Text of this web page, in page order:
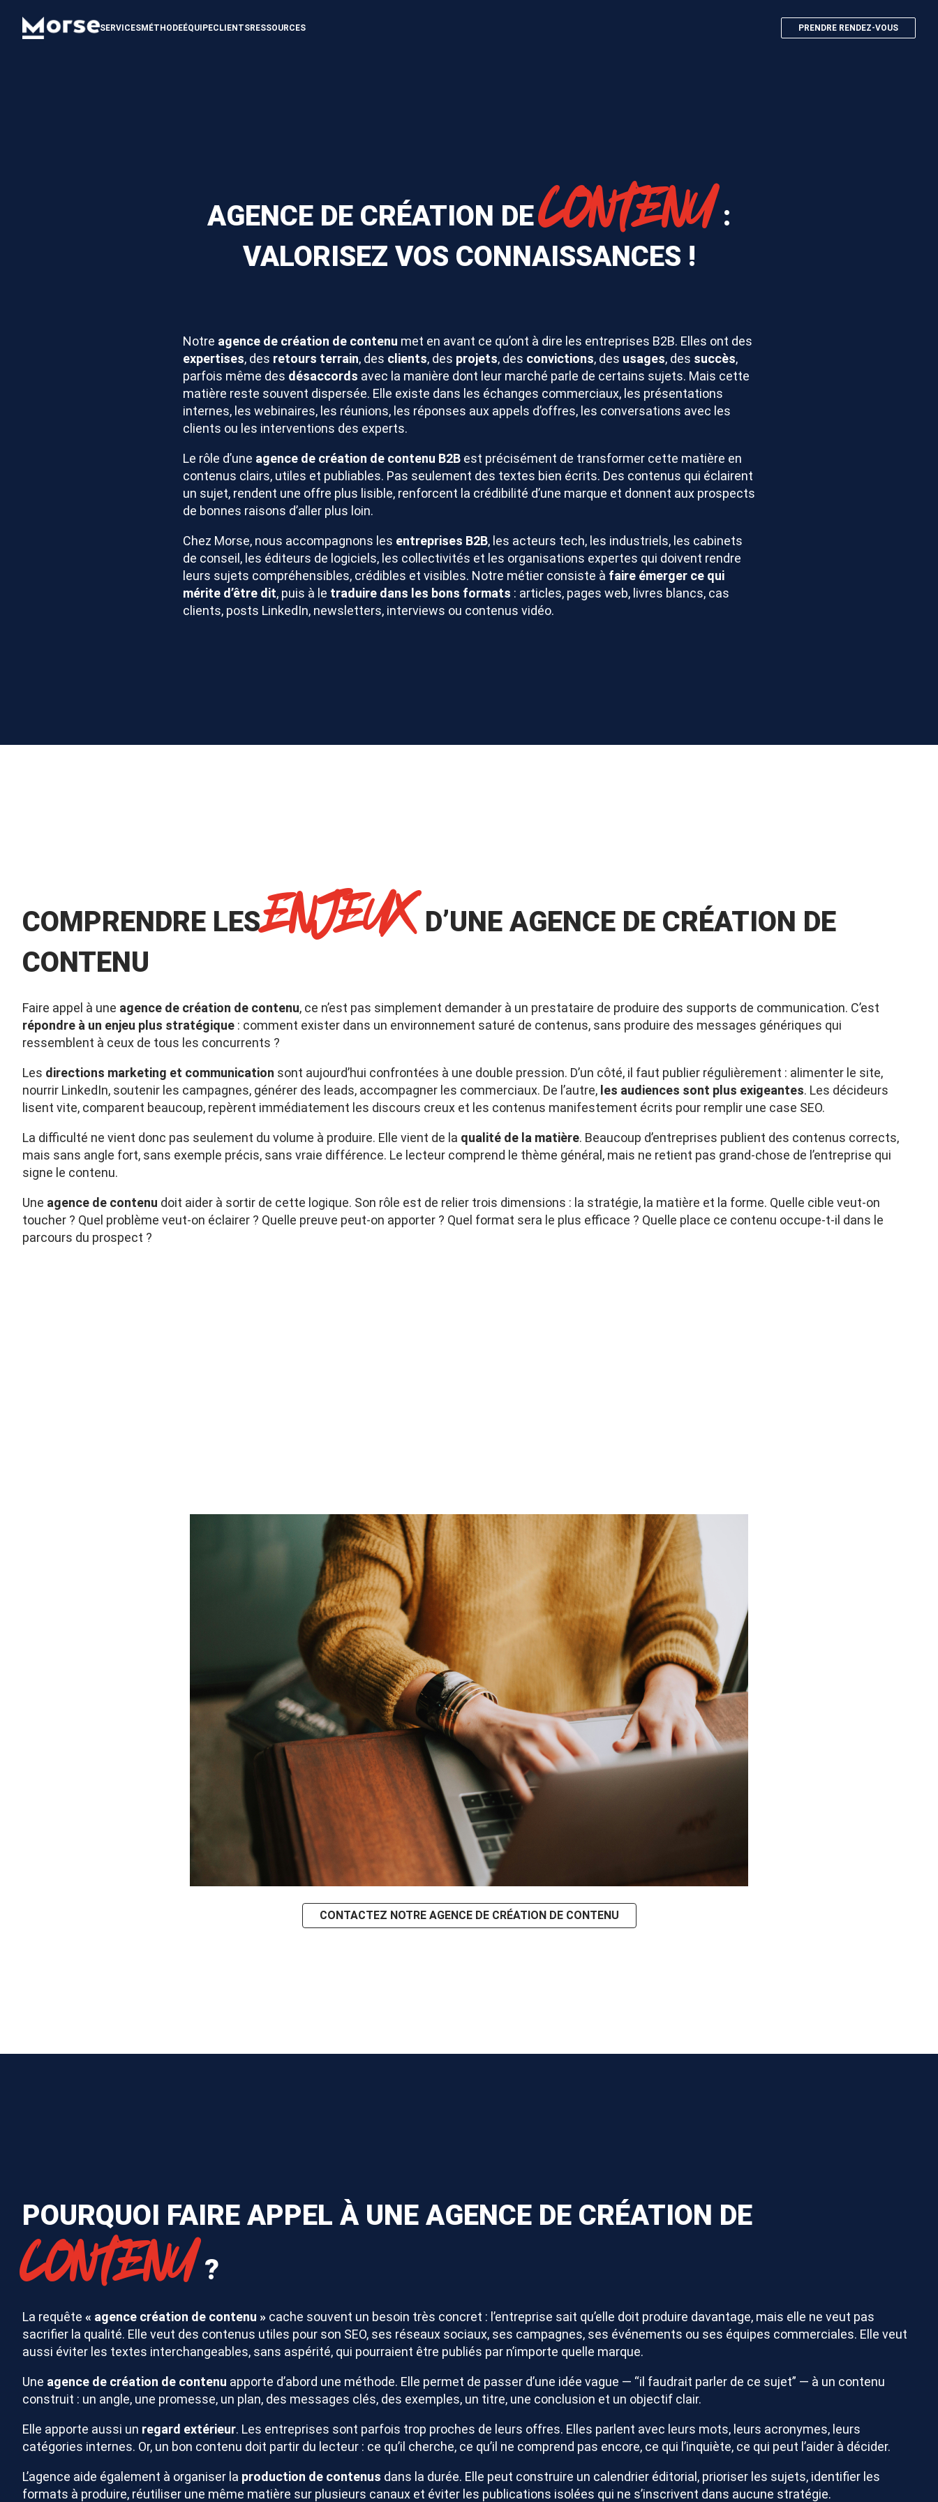
SERVICESMÉTHODEÉQUIPECLIENTSRESSOURCES PRENDRE RENDEZ-VOUS
AGENCE DE CRÉATION DECONTENU :
VALORISEZ VOS CONNAISSANCES !
Notre agence de création de contenu met en avant ce qu’ont à dire les entreprises B2B. Elles ont des
expertises, des retours terrain, des clients, des projets, des convictions, des usages, des succès,
parfois même des désaccords avec la manière dont leur marché parle de certains sujets. Mais cette
matière reste souvent dispersée. Elle existe dans les échanges commerciaux, les présentations
internes, les webinaires, les réunions, les réponses aux appels d’offres, les conversations avec les
clients ou les interventions des experts.
Le rôle d’une agence de création de contenu B2B est précisément de transformer cette matière en
contenus clairs, utiles et publiables. Pas seulement des textes bien écrits. Des contenus qui éclairent
un sujet, rendent une offre plus lisible, renforcent la crédibilité d’une marque et donnent aux prospects
de bonnes raisons d’aller plus loin.
Chez Morse, nous accompagnons les entreprises B2B, les acteurs tech, les industriels, les cabinets
de conseil, les éditeurs de logiciels, les collectivités et les organisations expertes qui doivent rendre
leurs sujets compréhensibles, crédibles et visibles. Notre métier consiste à faire émerger ce qui
mérite d’être dit, puis à le traduire dans les bons formats : articles, pages web, livres blancs, cas
clients, posts LinkedIn, newsletters, interviews ou contenus vidéo.
COMPRENDRE LESENJEUX D’UNE AGENCE DE CRÉATION DE
CONTENU
Faire appel à une agence de création de contenu, ce n’est pas simplement demander à un prestataire de produire des supports de communication. C’est
répondre à un enjeu plus stratégique : comment exister dans un environnement saturé de contenus, sans produire des messages génériques qui
ressemblent à ceux de tous les concurrents ?
Les directions marketing et communication sont aujourd’hui confrontées à une double pression. D’un côté, il faut publier régulièrement : alimenter le site,
nourrir LinkedIn, soutenir les campagnes, générer des leads, accompagner les commerciaux. De l’autre, les audiences sont plus exigeantes. Les décideurs
lisent vite, comparent beaucoup, repèrent immédiatement les discours creux et les contenus manifestement écrits pour remplir une case SEO.
La difficulté ne vient donc pas seulement du volume à produire. Elle vient de la qualité de la matière. Beaucoup d’entreprises publient des contenus corrects,
mais sans angle fort, sans exemple précis, sans vraie différence. Le lecteur comprend le thème général, mais ne retient pas grand-chose de l’entreprise qui
signe le contenu.
Une agence de contenu doit aider à sortir de cette logique. Son rôle est de relier trois dimensions : la stratégie, la matière et la forme. Quelle cible veut-on
toucher ? Quel problème veut-on éclairer ? Quelle preuve peut-on apporter ? Quel format sera le plus efficace ? Quelle place ce contenu occupe-t-il dans le
parcours du prospect ?
CONTACTEZ NOTRE AGENCE DE CRÉATION DE CONTENU
POURQUOI FAIRE APPEL À UNE AGENCE DE CRÉATION DE
CONTENU ?
La requête « agence création de contenu » cache souvent un besoin très concret : l’entreprise sait qu’elle doit produire davantage, mais elle ne veut pas
sacrifier la qualité. Elle veut des contenus utiles pour son SEO, ses réseaux sociaux, ses campagnes, ses événements ou ses équipes commerciales. Elle veut
aussi éviter les textes interchangeables, sans aspérité, qui pourraient être publiés par n’importe quelle marque.
Une agence de création de contenu apporte d’abord une méthode. Elle permet de passer d’une idée vague — “il faudrait parler de ce sujet” — à un contenu
construit : un angle, une promesse, un plan, des messages clés, des exemples, un titre, une conclusion et un objectif clair.
Elle apporte aussi un regard extérieur. Les entreprises sont parfois trop proches de leurs offres. Elles parlent avec leurs mots, leurs acronymes, leurs
catégories internes. Or, un bon contenu doit partir du lecteur : ce qu’il cherche, ce qu’il ne comprend pas encore, ce qui l’inquiète, ce qui peut l’aider à décider.
L’agence aide également à organiser la production de contenus dans la durée. Elle peut construire un calendrier éditorial, prioriser les sujets, identifier les
formats à produire, réutiliser une même matière sur plusieurs canaux et éviter les publications isolées qui ne s’inscrivent dans aucune stratégie.